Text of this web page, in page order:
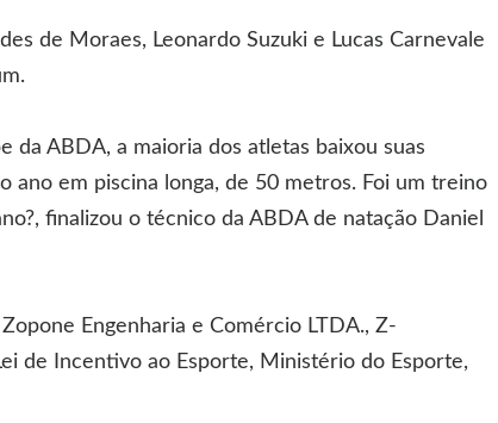
de Moraes, Leonardo Suzuki e Lucas Carnevale
da ABDA, a maioria dos atletas baixou suas
ano em piscina longa, de 50 metros. Foi um treino
finalizou o técnico da ABDA de natação Daniel
Engenharia e Comércio LTDA., Z-
de Incentivo ao Esporte, Ministério do Esporte,